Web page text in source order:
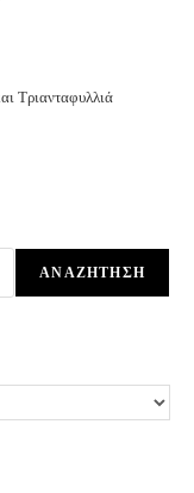
Τριανταφυλλιά
ΑΝΑΖΉΤΗΣΗ